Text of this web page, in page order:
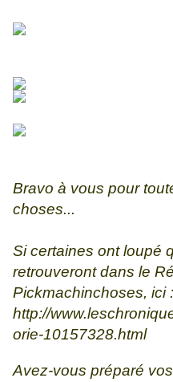
Bravo à vous pour
choses...
Si certaines ont loupé
retrouveront dans le
Pickmachinchoses, ici :
http://
orie-10157328.html
Avez-vous préparé